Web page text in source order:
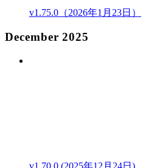
v1.75.0（2026年1月23日）
December 2025